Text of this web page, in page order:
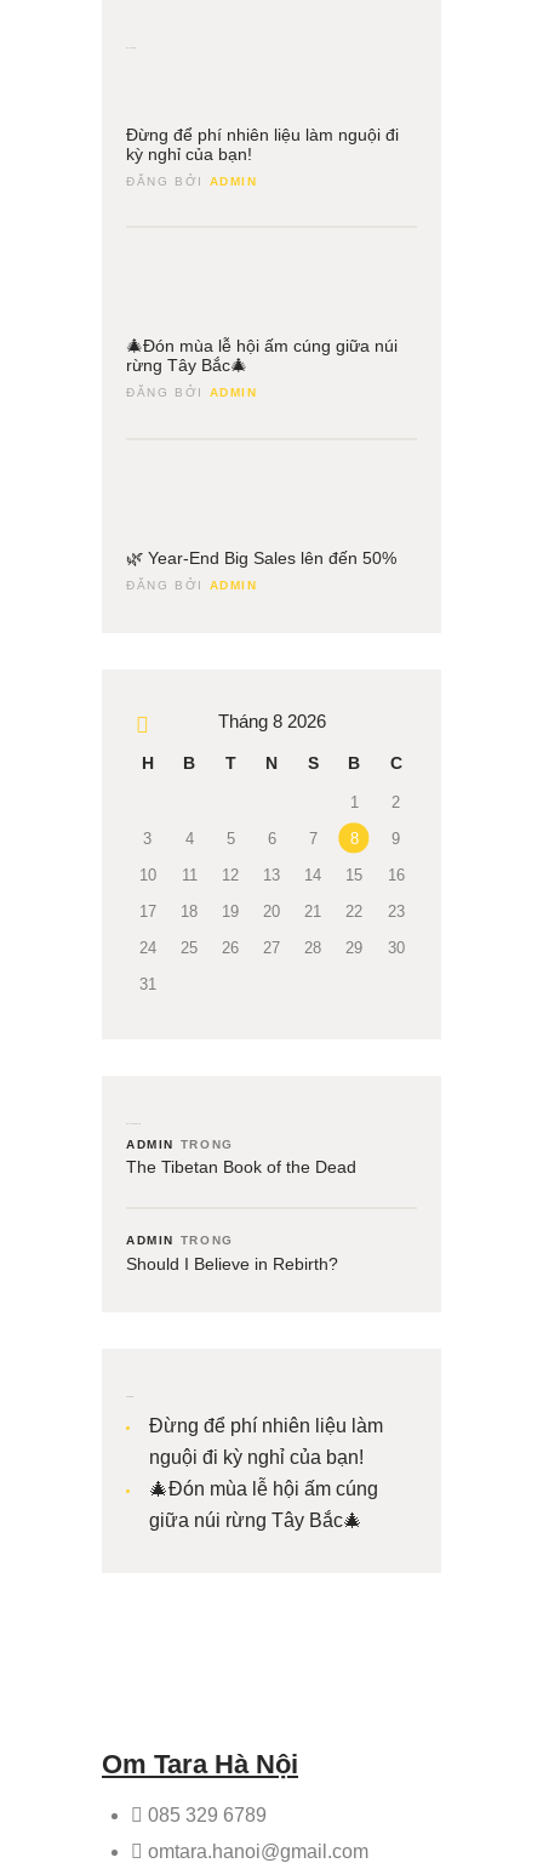
Đừng để phí nhiên liệu làm nguội đi
kỳ nghỉ của bạn!
ĐĂNG BỞI ADMIN
🎄Đón mùa lễ hội ấm cúng giữa núi
rừng Tây Bắc🎄
ĐĂNG BỞI ADMIN
🌿 Year-End Big Sales lên đến 50%
ĐĂNG BỞI ADMIN
Tháng 8 2026
H B T N S B C
1
2
3
4 5 6 7 8
9
10
11 12 13 14 15
16
17
18 19 20 21 22
23
24
25 26 27 28 29
30
31
ADMIN TRONG
The Tibetan Book of the Dead
ADMIN TRONG
Should I Believe in Rebirth?
Đừng để phí nhiên liệu làm
nguội đi kỳ nghỉ của bạn!
🎄Đón mùa lễ hội ấm cúng
giữa núi rừng Tây Bắc🎄
Om Tara Hà Nội
085 329 6789
omtara.hanoi@gmail.com